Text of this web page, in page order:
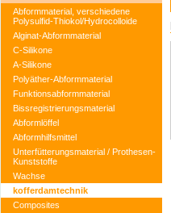
Abformmaterial, verschiedene
Polysulfid-Thiokol/Hydrocolloide
Alginat-Abformmaterial
C-Silikone
A-Silikone
Polyäther-Abformmaterial
Funktionsabformmaterial
Bissregistrierungsmaterial
Abformlöffel
Abformhilfsmittel
Unterfütterungsmaterial / Prothesen-
Kunststoffe
Wachse
kofferdamtechnik
Composites